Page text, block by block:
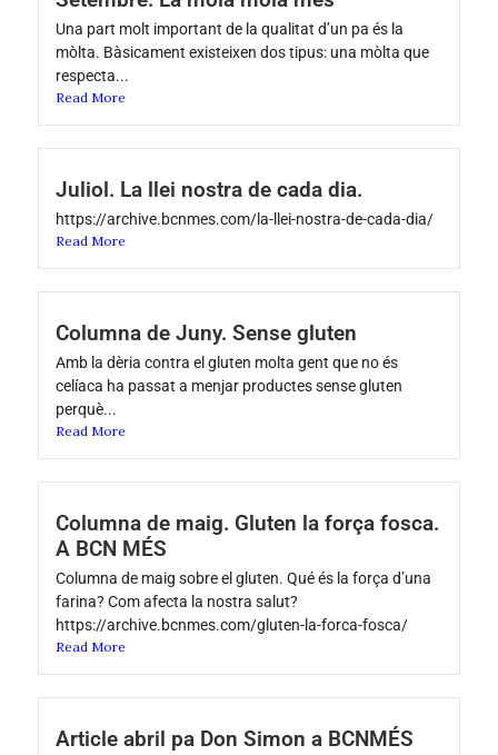
Una part molt important de la qualitat d’un pa és la
mòlta. Bàsicament existeixen dos tipus: una mòlta que
respecta...
Read More
Juliol. La llei nostra de cada dia.
https://archive.bcnmes.com/la-llei-nostra-de-cada-dia/
Read More
Columna de Juny. Sense gluten
Amb la dèria contra el gluten molta gent que no és
celíaca ha passat a menjar productes sense gluten
perquè...
Read More
Columna de maig. Gluten la força fosca.
A BCN MÉS
Columna de maig sobre el gluten. Qué és la força d’una
farina? Com afecta la nostra salut?
https://archive.bcnmes.com/gluten-la-forca-fosca/
Read More
Article abril pa Don Simon a BCNMÉS